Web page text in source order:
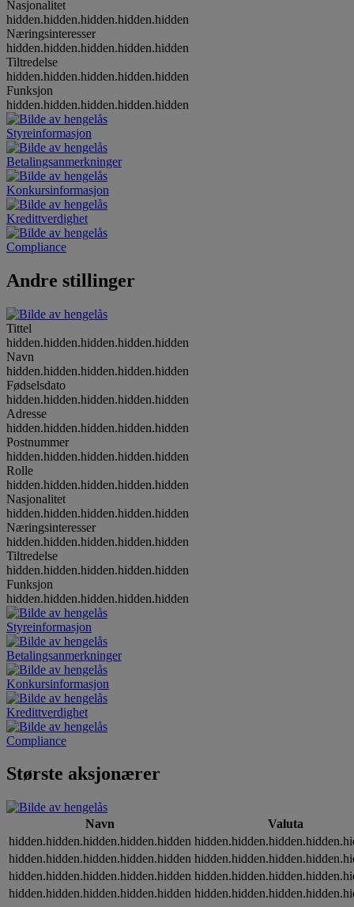
Nasjonalitet
hidden.hidden.hidden.hidden.hidden
Næringsinteresser
hidden.hidden.hidden.hidden.hidden
Tiltredelse
hidden.hidden.hidden.hidden.hidden
Funksjon
hidden.hidden.hidden.hidden.hidden
Styreinformasjon
Betalingsanmerkninger
Konkursinformasjon
Kredittverdighet
Compliance
Andre stillinger
Tittel
hidden.hidden.hidden.hidden.hidden
Navn
hidden.hidden.hidden.hidden.hidden
Fødselsdato
hidden.hidden.hidden.hidden.hidden
Adresse
hidden.hidden.hidden.hidden.hidden
Postnummer
hidden.hidden.hidden.hidden.hidden
Rolle
hidden.hidden.hidden.hidden.hidden
Nasjonalitet
hidden.hidden.hidden.hidden.hidden
Næringsinteresser
hidden.hidden.hidden.hidden.hidden
Tiltredelse
hidden.hidden.hidden.hidden.hidden
Funksjon
hidden.hidden.hidden.hidden.hidden
Styreinformasjon
Betalingsanmerkninger
Konkursinformasjon
Kredittverdighet
Compliance
Største aksjonærer
Navn
Valuta
hidden.hidden.hidden.hidden.hidden
hidden.hidden.hidden.hidden.hidden
hidden.hidden.hidden.hidden.hidden
hidden.hidden.hidden.hidden.hidden